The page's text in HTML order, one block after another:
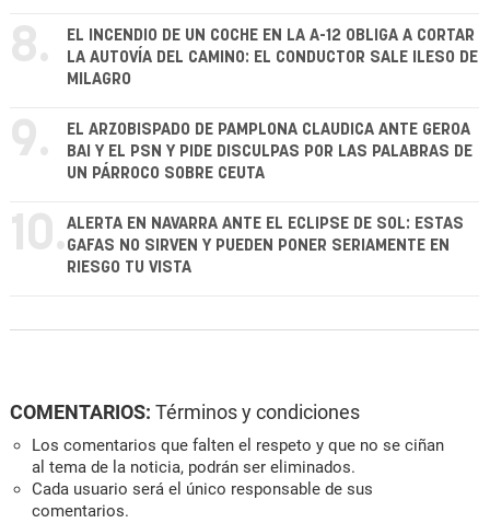
8.
EL INCENDIO DE UN COCHE EN LA A-12 OBLIGA A CORTAR
LA AUTOVÍA DEL CAMINO: EL CONDUCTOR SALE ILESO DE
MILAGRO
9.
EL ARZOBISPADO DE PAMPLONA CLAUDICA ANTE GEROA
BAI Y EL PSN Y PIDE DISCULPAS POR LAS PALABRAS DE
UN PÁRROCO SOBRE CEUTA
10.ALERTA EN NAVARRA ANTE EL ECLIPSE DE SOL: ESTAS
GAFAS NO SIRVEN Y PUEDEN PONER SERIAMENTE EN
RIESGO TU VISTA
COMENTARIOS: Términos y condiciones
Los comentarios que falten el respeto y que no se ciñan
al tema de la noticia, podrán ser eliminados.
Cada usuario será el único responsable de sus
comentarios.